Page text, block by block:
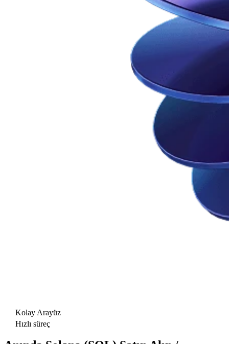
Kolay Arayüz
Hızlı süreç